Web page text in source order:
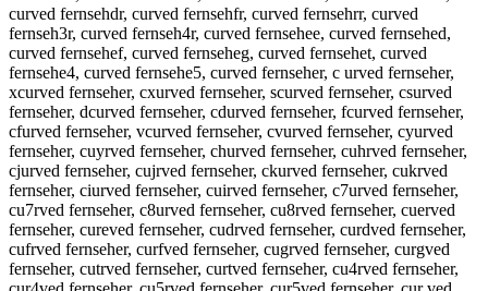
curved fernsehdr, curved fernsehfr, curved fernsehrr, curved
fernseh3r, curved fernseh4r, curved fernsehee, curved fernsehed,
curved fernsehef, curved fernseheg, curved fernsehet, curved
fernsehe4, curved fernsehe5, curved fernseher, c urved fernseher,
xcurved fernseher, cxurved fernseher, scurved fernseher, csurved
fernseher, dcurved fernseher, cdurved fernseher, fcurved fernseher,
cfurved fernseher, vcurved fernseher, cvurved fernseher, cyurved
fernseher, cuyrved fernseher, churved fernseher, cuhrved fernseher,
cjurved fernseher, cujrved fernseher, ckurved fernseher, cukrved
fernseher, ciurved fernseher, cuirved fernseher, c7urved fernseher,
cu7rved fernseher, c8urved fernseher, cu8rved fernseher, cuerved
fernseher, cureved fernseher, cudrved fernseher, curdved fernseher,
cufrved fernseher, curfved fernseher, cugrved fernseher, curgved
fernseher, cutrved fernseher, curtved fernseher, cu4rved fernseher,